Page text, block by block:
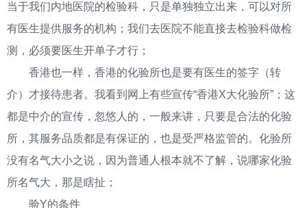
当于我们内地医院的检验科，只是单独独立出来，可以对所
有医生提供服务的机构；我们去医院不能直接去检验科做检
测，必须要医生开单子才行；
香港也一样，香港的化验所也是要有医生的签字（转
介）才接待患者。我看到网上有些宣传“香港X大化验所”；这
都是中介的宣传，忽悠人的，一般来讲，只要是合法的化验
所，其服务品质都是有保证的，也是受严格监管的。化验所
没有名气大小之说，因为普通人根本就不了解，说哪家化验
所名气大，那是瞎扯；
验Y的条件